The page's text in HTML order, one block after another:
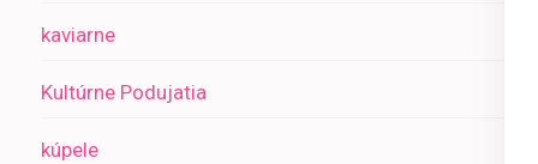
kaviarne
Kultúrne Podujatia
kúpele